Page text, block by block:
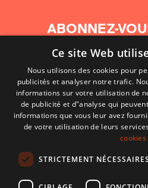
ABONNEZ-
Ce site Web
Nous utilisons des cookies pour
publicités et analyser notre trafic.
informations sur votre utilisation de
de publicité et d"analyse qui
informations que vous leur avez
de votre utilisation de leurs
cookies
STRICTEMENT NÉCESSAIRES